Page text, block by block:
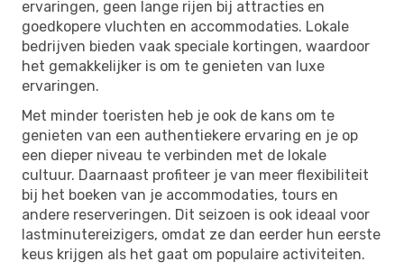
ervaringen, geen lange rijen bij attracties en
goedkopere vluchten en accommodaties. Lokale
bedrijven bieden vaak speciale kortingen, waardoor
het gemakkelijker is om te genieten van luxe
ervaringen.
Met minder toeristen heb je ook de kans om te
genieten van een authentiekere ervaring en je op
een dieper niveau te verbinden met de lokale
cultuur. Daarnaast profiteer je van meer flexibiliteit
bij het boeken van je accommodaties, tours en
andere reserveringen. Dit seizoen is ook ideaal voor
lastminutereizigers, omdat ze dan eerder hun eerste
keus krijgen als het gaat om populaire activiteiten.